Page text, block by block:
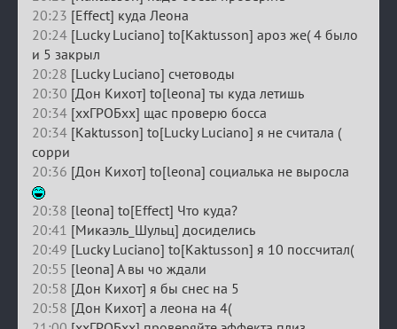
20:23 [Effect] куда Леона
20:24 [Lucky Luciano] to[Kaktusson] ароз же( 4 было
и 5 закрыл
20:28 [Lucky Luciano] счетоводы
20:30 [Дон Кихот] to[leona] ты куда летишь
20:34 [ххГРОБхх] щас проверю босса
20:34 [Kaktusson] to[Lucky Luciano] я не считала (
сорри
20:36 [Дон Кихот] to[leona] социалька не выросла
20:38 [leona] to[Effect] Что куда?
20:41 [Микаэль_Шульц] досиделись
20:49 [Lucky Luciano] to[Kaktusson] я 10 поссчитал(
20:55 [leona] А вы чо ждали
20:58 [Дон Кихот] я бы снес на 5
20:58 [Дон Кихот] а леона на 4(